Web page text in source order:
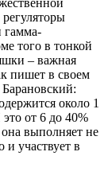
гамма-
того в тонкой
– важная
пишет в своем
около 1
от 6 до 40%
выполняет не
участвует в